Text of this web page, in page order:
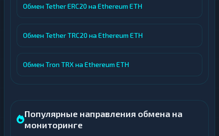
Обмен Tether ERC20 на Ethereum ETH
Обмен Tether TRC20 на Ethereum ETH
Обмен Tron TRX на Ethereum ETH
Популярные направления обмена на
мониторинге